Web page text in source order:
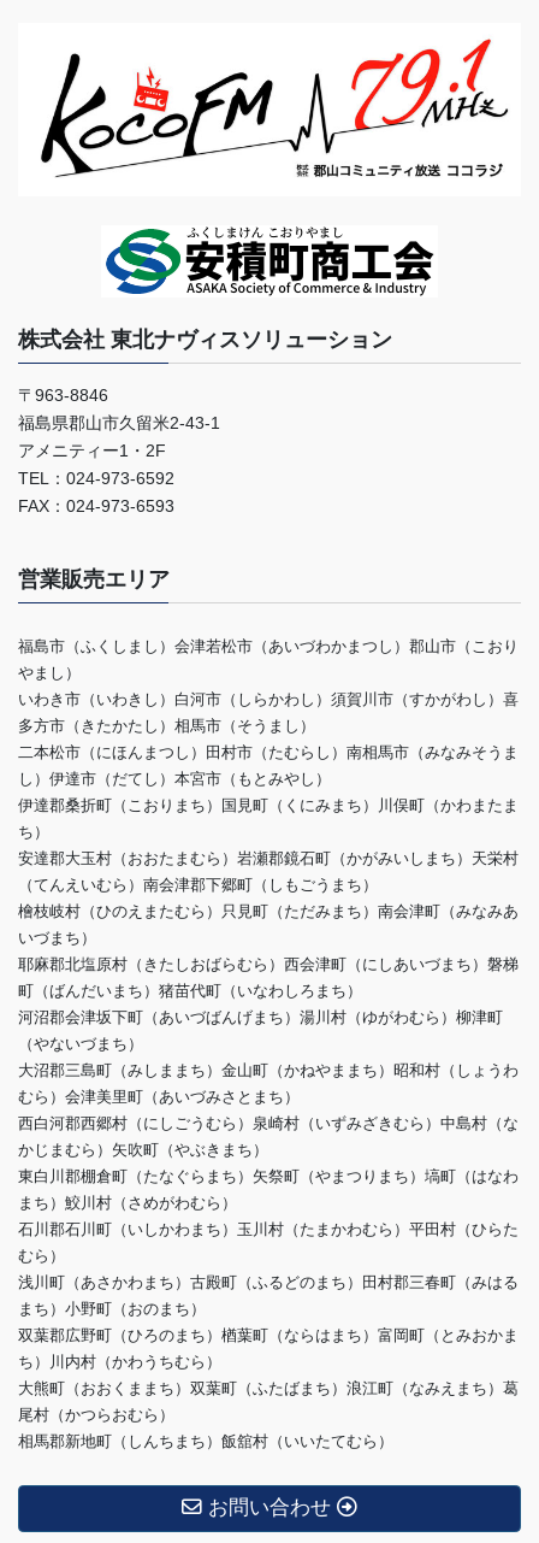
株式会社 東北ナヴィスソリューション
〒963-8846
福島県郡山市久留米2-43-1
アメニティー1・2F
TEL：024-973-6592
FAX：024-973-6593
営業販売エリア
福島市（ふくしまし）会津若松市（あいづわかまつし）郡山市（こおり
やまし）
いわき市（いわきし）白河市（しらかわし）須賀川市（すかがわし）喜
多方市（きたかたし）相馬市（そうまし）
二本松市（にほんまつし）田村市（たむらし）南相馬市（みなみそうま
し）伊達市（だてし）本宮市（もとみやし）
伊達郡桑折町（こおりまち）国見町（くにみまち）川俣町（かわまたま
ち）
安達郡大玉村（おおたまむら）岩瀬郡鏡石町（かがみいしまち）天栄村
（てんえいむら）南会津郡下郷町（しもごうまち）
檜枝岐村（ひのえまたむら）只見町（ただみまち）南会津町（みなみあ
いづまち）
耶麻郡北塩原村（きたしおばらむら）西会津町（にしあいづまち）磐梯
町（ばんだいまち）猪苗代町（いなわしろまち）
河沼郡会津坂下町（あいづばんげまち）湯川村（ゆがわむら）柳津町
（やないづまち）
大沼郡三島町（みしままち）金山町（かねやままち）昭和村（しょうわ
むら）会津美里町（あいづみさとまち）
西白河郡西郷村（にしごうむら）泉崎村（いずみざきむら）中島村（な
かじまむら）矢吹町（やぶきまち）
東白川郡棚倉町（たなぐらまち）矢祭町（やまつりまち）塙町（はなわ
まち）鮫川村（さめがわむら）
石川郡石川町（いしかわまち）玉川村（たまかわむら）平田村（ひらた
むら）
浅川町（あさかわまち）古殿町（ふるどのまち）田村郡三春町（みはる
まち）小野町（おのまち）
双葉郡広野町（ひろのまち）楢葉町（ならはまち）富岡町（とみおかま
ち）川内村（かわうちむら）
大熊町（おおくままち）双葉町（ふたばまち）浪江町（なみえまち）葛
尾村（かつらおむら）
相馬郡新地町（しんちまち）飯舘村（いいたてむら）
お問い合わせ